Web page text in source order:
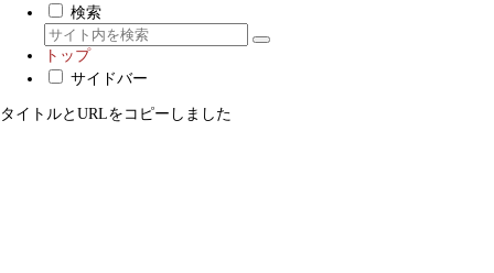
検索
トップ
サイドバー
タイトルとURLをコピーしました